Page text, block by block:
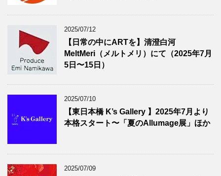
2025/07/12
【日常の中にARTを】清澄白河
MeltMeri（メルトメリ）にて（2025年7月
5日〜15日）
2025/07/10
【東日本橋 K’s Gallery 】2025年7月より
本格スタート〜「夏のAllumage展」ほか
2025/07/09